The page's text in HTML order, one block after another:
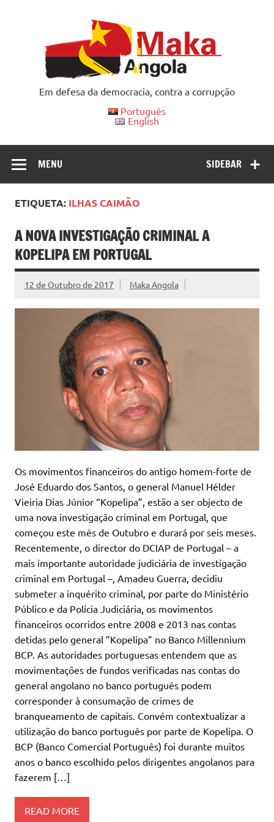
Em defesa da democracia, contra a corrupção
Português
English
SIDEBAR
MENU
ETIQUETA: ILHAS CAIMÃO
A NOVA INVESTIGAÇÃO CRIMINAL A
KOPELIPA EM PORTUGAL
12 de Outubro de 2017 Maka Angola
Os movimentos financeiros do antigo homem-forte de
José Eduardo dos Santos, o general Manuel Hélder
Vieiria Dias Júnior “Kopelipa”, estão a ser objecto de
uma nova investigação criminal em Portugal, que
começou este mês de Outubro e durará por seis meses.
Recentemente, o director do DCIAP de Portugal – a
mais importante autoridade judiciária de investigação
criminal em Portugal –, Amadeu Guerra, decidiu
submeter a inquérito criminal, por parte do Ministério
Público e da Polícia Judiciária, os movimentos
financeiros ocorridos entre 2008 e 2013 nas contas
detidas pelo general ”Kopelipa” no Banco Millennium
BCP. As autoridades portuguesas entendem que as
movimentações de fundos verificadas nas contas do
general angolano no banco português podem
corresponder à consumação de crimes de
branqueamento de capitais. Convém contextualizar a
utilização do banco português por parte de Kopelipa. O
BCP (Banco Comercial Português) foi durante muitos
anos o banco escolhido pelos dirigentes angolanos para
fazerem […]
READ MORE